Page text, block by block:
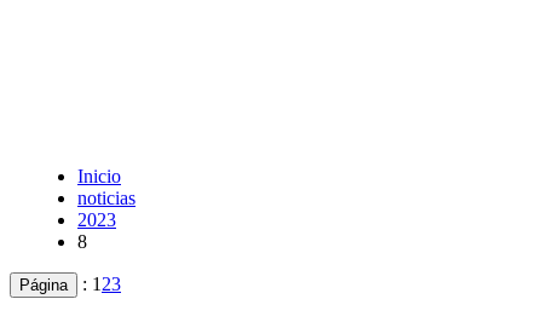
Inicio
noticias
2023
8
Página : 1 23